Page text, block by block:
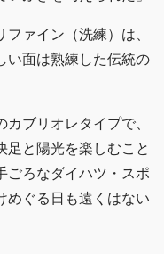
ファイン（洗練）は、
い面は熟練した伝統の
カブリオレタイプで、
足と陽光を楽しむこと
ごろなダイハツ・スポ
めぐる日も遠くはない